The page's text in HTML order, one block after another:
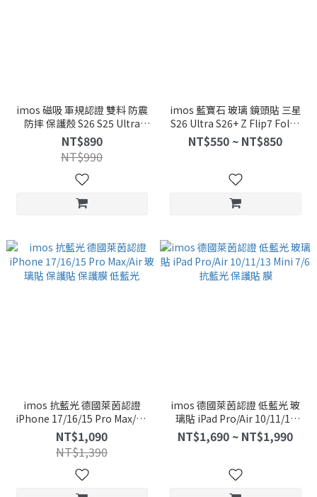
imos 磁吸 軍規認證 雙料 防震
防摔 保護殼 S26 S25 Ultra
S26+ S25+ 透明殼 手機殼 背蓋
NT$890
NT$990
imos 藍寶石 玻璃 鏡頭貼 三星
S26 Ultra S26+ Z Flip7 Fold7
鏡頭圈 保護貼 防刮耐磨
NT$550 ~ NT$850
imos 抗藍光 德國萊茵認證
iPhone 17/16/15 Pro Max/Air
玻璃貼 保護貼 保護膜 低藍光
NT$1,090
NT$1,390
imos 德國萊茵認證 低藍光 玻
璃貼 iPad Pro/Air 10/11/13
Mini 7/6 抗藍光 保護貼 膜
NT$1,690 ~ NT$1,990